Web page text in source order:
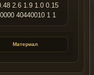
2.6 1.9 1.0 0.15
40440010 1 1
Материал